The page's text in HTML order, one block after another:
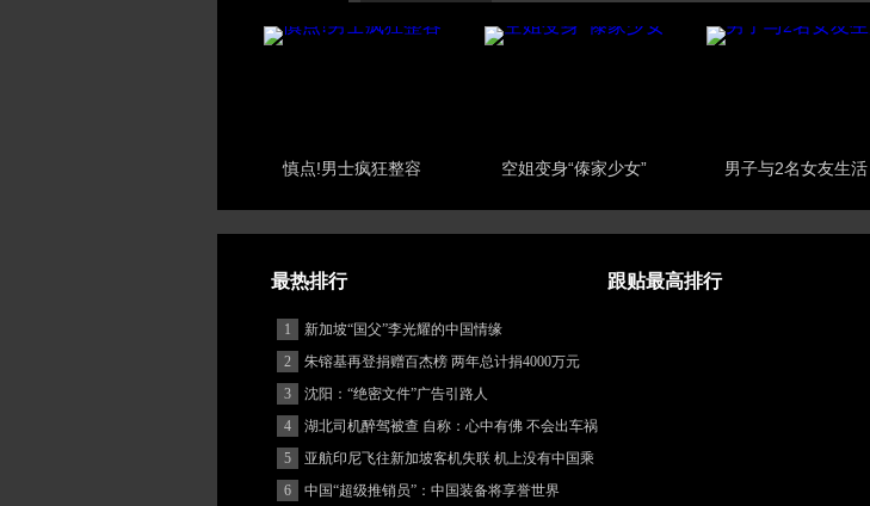
慎点!男士疯狂整容 空姐变身“傣家少女” 男子与2名女友生活
最热排行 跟贴最高排行
1
新加坡“国父”李光耀的中国情缘
2
朱镕基再登捐赠百杰榜 两年总计捐4000万元
3
沈阳：“绝密文件”广告引路人
4
湖北司机醉驾被查 自称：心中有佛 不会出车祸
(图)
5
亚航印尼飞往新加坡客机失联 机上没有中国乘
客
6 中国“超级推销员”：中国装备将享誉世界